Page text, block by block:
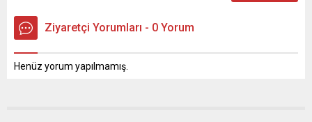
Ziyaretçi Yorumları - 0 Yorum
Henüz yorum yapılmamış.